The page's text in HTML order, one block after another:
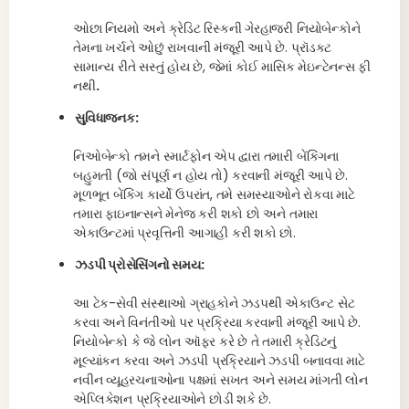
ઓછા નિયમો અને ક્રેડિટ રિસ્કની ગેરહાજરી નિયોબેન્કોને
તેમના ખર્ચને ઓછું રાખવાની મંજૂરી આપે છે. પ્રૉડક્ટ
સામાન્ય રીતે સસ્તું હોય છે, જેમાં કોઈ માસિક મેઇન્ટેનન્સ ફી
નથી.
સુવિધાજનક:
નિઓબેન્કો તમને સ્માર્ટફોન એપ દ્વારા તમારી બેંકિંગના
બહુમતી (જો સંપૂર્ણ ન હોય તો) કરવાની મંજૂરી આપે છે.
મૂળભૂત બેંકિંગ કાર્યો ઉપરાંત, તમે સમસ્યાઓને રોકવા માટે
તમારા ફાઇનાન્સને મેનેજ કરી શકો છો અને તમારા
એકાઉન્ટમાં પ્રવૃત્તિની આગાહી કરી શકો છો.
ઝડપી પ્રોસેસિંગનો સમય:
આ ટેક-સેવી સંસ્થાઓ ગ્રાહકોને ઝડપથી એકાઉન્ટ સેટ
કરવા અને વિનંતીઓ પર પ્રક્રિયા કરવાની મંજૂરી આપે છે.
નિયોબેન્કો કે જે લોન ઑફર કરે છે તે તમારી ક્રેડિટનું
મૂલ્યાંકન કરવા અને ઝડપી પ્રક્રિયાને ઝડપી બનાવવા માટે
નવીન વ્યૂહરચનાઓના પક્ષમાં સખત અને સમય માંગતી લોન
એપ્લિકેશન પ્રક્રિયાઓને છોડી શકે છે.